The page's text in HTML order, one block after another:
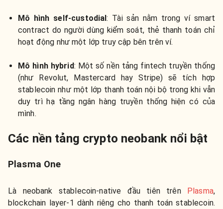
Mô hình self-custodial: Tài sản nằm trong ví smart
contract do người dùng kiểm soát, thẻ thanh toán chỉ
hoạt động như một lớp truy cập bên trên ví.
Mô hình hybrid: Một số nền tảng fintech truyền thống
(như Revolut, Mastercard hay Stripe) sẽ tích hợp
stablecoin như một lớp thanh toán nội bộ trong khi vẫn
duy trì hạ tầng ngân hàng truyền thống hiện có của
mình.
Các nền tảng crypto neobank nổi bật
Plasma One
Là neobank stablecoin-native đầu tiên trên Plasma,
blockchain layer-1 dành riêng cho thanh toán stablecoin.